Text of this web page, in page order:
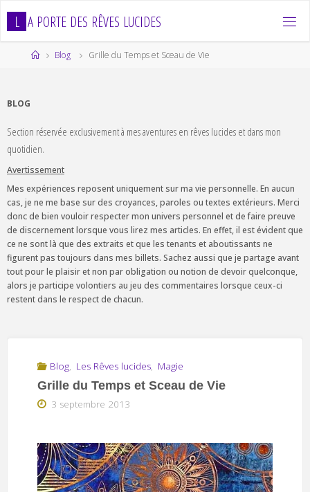
L A PORTE DES RÊVES LUCIDES
HomeBlog Grille du Temps et Sceau de Vie
BLOG
Section réservée exclusivement à mes aventures en rêves lucides et dans mon
quotidien.
Avertissement
Mes expériences reposent uniquement sur ma vie personnelle. En aucun
cas, je ne me base sur des croyances, paroles ou textes extérieurs. Merci
donc de bien vouloir respecter mon univers personnel et de faire preuve
de discernement lorsque vous lirez mes articles. En effet, il est évident que
ce ne sont là que des extraits et que les tenants et aboutissants ne
figurent pas toujours dans mes billets. Sachez aussi que je partage avant
tout pour le plaisir et non par obligation ou notion de devoir quelconque,
alors je participe volontiers au jeu des commentaires lorsque ceux-ci
restent dans le respect de chacun.
Blog, Les Rêves lucides, Magie
Grille du Temps et Sceau de Vie
3 septembre 2013